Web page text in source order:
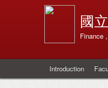
國
Finance
Introduction